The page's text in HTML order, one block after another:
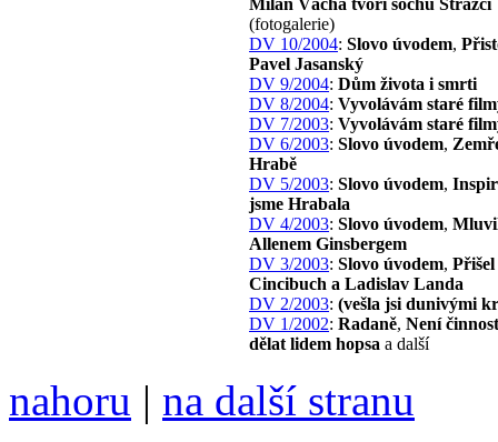
(fotogalerie)
DV 10/2004: Slovo úvodem,
Pavel Jasanský
DV 9/2004: Dům života i smrti
DV 8/2004: Vyvolávám staré
DV 7/2003: Vyvolávám staré
DV 6/2003: Slovo úvodem,
Hrabě
DV 5/2003: Slovo úvodem,
jsme Hrabala
DV 4/2003: Slovo úvodem,
Allenem Ginsbergem
DV 3/2003: Slovo úvodem,
Cincibuch a Ladislav Landa
DV 2/2003: (vešla jsi dunivými
DV 1/2002: Radaně, Není
dělat lidem hopsa a další
nahoru | na další stranu